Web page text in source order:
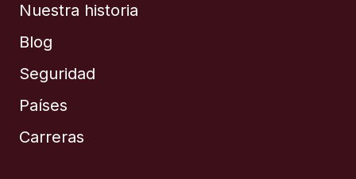
Nuestra historia
Blog
Seguridad
Países
Carreras